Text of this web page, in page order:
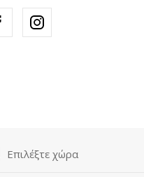
Επιλέξτε χώρα